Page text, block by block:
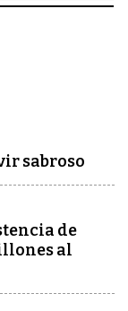
sabroso
de
al